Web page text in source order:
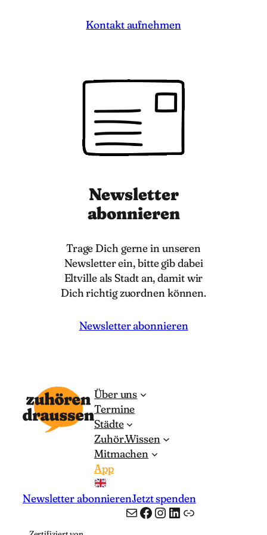
Kontakt aufnehmen
Newsletter
abonnieren
Trage Dich gerne in unseren
Newsletter ein, bitte gib dabei
Eltville als Stadt an, damit wir
Dich richtig zuordnen können.
Newsletter abonnieren
Über uns
Termine
Städte
Zuhör.Wissen
Mitmachen
App
Newsletter abonnierenJetzt spenden
E-MailFacebook
Instagram
LinkedIn
App